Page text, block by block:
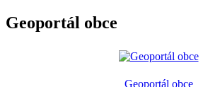
Geoportál obce
Geoportál obce